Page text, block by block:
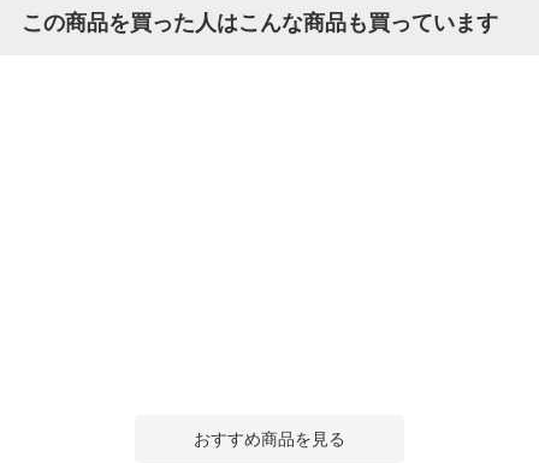
この商品を買った人はこんな商品も買っています
おすすめ商品を見る